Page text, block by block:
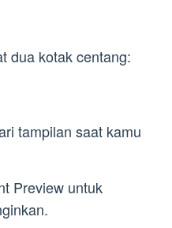
dua kotak centang:
tampilan saat kamu
Preview untuk